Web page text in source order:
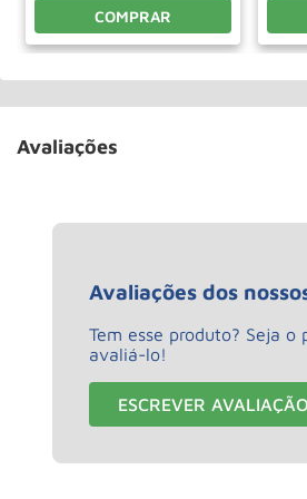
COMPRAR
Avaliações
Avaliações dos
Tem esse produto? Seja o
avaliá-lo!
ESCREVER AVALIAÇÃO